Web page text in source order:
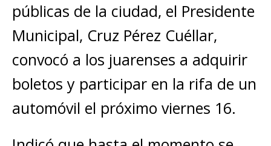
públicas de la ciudad, el Presidente
Municipal, Cruz Pérez Cuéllar,
convocó a los juarenses a adquirir
boletos y participar en la rifa de un
automóvil el próximo viernes 16.